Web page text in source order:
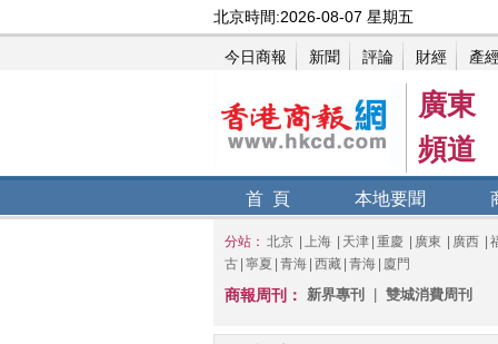
廣東
頻道
首 頁 本地要聞
分站： 北京 上海 天津 重慶 廣東 廣西
古 寧夏 青海 西藏 青海 廈門
商報周刊： 新界專刊 雙城消費周刊